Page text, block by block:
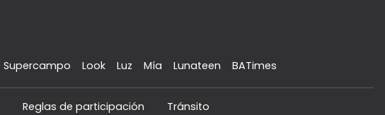
Supercampo Look Luz Mía Lunateen BATimes
Reglas de participación Tránsito